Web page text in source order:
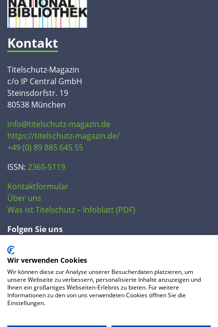
Kontakt
Titelschutz-Magazin
c/o IP Central GmbH
Steinsdorfstr. 19
80538 München
info@titelschutz-magazin.de
https://titelschutz-magazin.de/
+49 (0) 89 885 645 55
ISSN: 2365-5119
Kontaktformular
Über uns
Was ist Titelschutz – Infoblatt (PDF)
Folgen Sie uns
Wir verwenden Cookies
Wir können diese zur Analyse unserer Besucherdaten platzieren, um
unsere Webseite zu verbessern, personalisierte Inhalte anzuzeigen und
Ihnen ein großartiges Webseiten-Erlebnis zu bieten. Für weitere
Informationen zu den von uns verwendeten Cookies öffnen Sie die
Einstellungen.